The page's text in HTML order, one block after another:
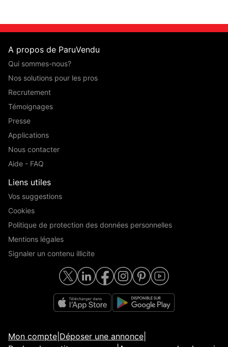
A propos de ParuVendu
Qui sommes-nous?
Nos solutions pour les pros
Recrutement
Témoignages
Presse
Applications
Nous contacter
Aide - FAQ
Liens utiles
Vos suggestions
Cookies
Politique de protection des données personnelles
Mentions légales
Signaler un contenu illicite
Mon compte Déposer une annonce